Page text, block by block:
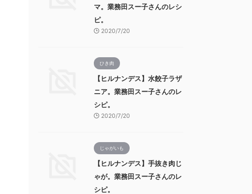
マ。業務田スー子さんのレシ
ピ。
2020/7/20
ひき肉
【ヒルナンデス】水餃子ラザ
ニア。業務田スー子さんのレ
シピ。
2020/7/20
じゃがいも
【ヒルナンデス】手抜き肉じ
ゃが。業務田スー子さんのレ
シピ。